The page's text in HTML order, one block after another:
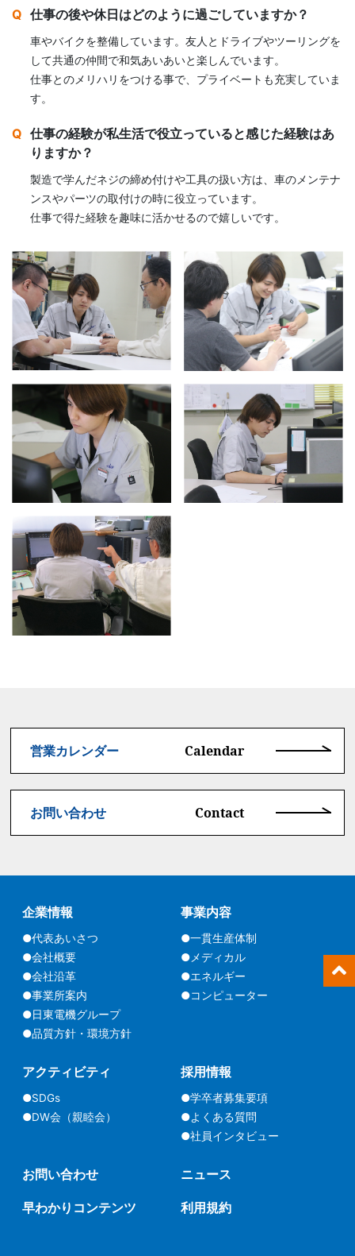
仕事の後や休日はどのように過ごしていますか？
車やバイクを整備しています。友人とドライブやツーリングを
して共通の仲間で和気あいあいと楽しんでいます。
仕事とのメリハリをつける事で、プライベートも充実していま
す。
仕事の経験が私生活で役立っていると感じた経験はあ
りますか？
製造で学んだネジの締め付けや工具の扱い方は、車のメンテナ
ンスやパーツの取付けの時に役立っています。
仕事で得た経験を趣味に活かせるので嬉しいです。
営業カレンダー Calendar
お問い合わせ Contact
企業情報
●代表あいさつ
●会社概要
●会社沿革
●事業所案内
●日東電機グループ
●品質方針・環境方針
事業内容
●一貫生産体制
●メディカル
●エネルギー
●コンピューター
アクティビティ
●SDGs
●DW会（親睦会）
採用情報
●学卒者募集要項
●よくある質問
●社員インタビュー
お問い合わせ ニュース
早わかりコンテンツ 利用規約